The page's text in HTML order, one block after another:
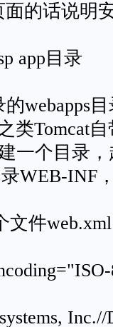
面的话说明
app目录
webapps
类Tomcat
一个目录
WEB-INF
文件